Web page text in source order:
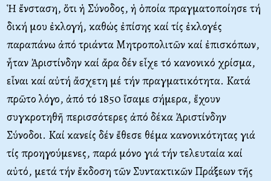
Ἡ ἔνσταση, ὅτι ἡ Σύνοδος, ἡ ὁποία πραγματοποίησε τή
δική μου ἐκλογή, καθώς ἐπίσης καί τίς ἐκλογές
παραπάνω ἀπό τριάντα Mητροπολιτῶν καί ἐπισκόπων,
ἦταν Ἀριστίνδην καί ἄρα δέν εἶχε τό κανονικό χρίσμα,
εἶναι καί αὐτή ἄσχετη μέ τήν πραγματικότητα. Kατά
πρῶτο λόγο, ἀπό τό 1850 ἴσαμε σήμερα, ἔχουν
συγκροτηθῆ περισσότερες ἀπό δέκα Ἀριστίνδην
Σύνοδοι. Kαί κανείς δέν ἔθεσε θέμα κανονικότητας γιά
τίς προηγούμενες, παρά μόνο γιά τήν τελευταία καί
αὐτό, μετά τήν ἔκδοση τῶν Συντακτικῶν Πράξεων τῆς